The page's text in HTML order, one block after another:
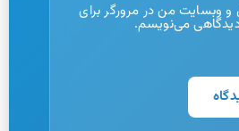
و وبسایت من در مرورگر برای
دیدگاهی می‌نویسم.